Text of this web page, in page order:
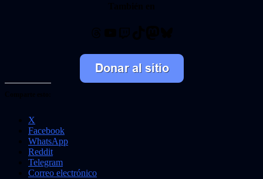
X
Facebook
WhatsApp
Reddit
Telegram
Correo electrónico